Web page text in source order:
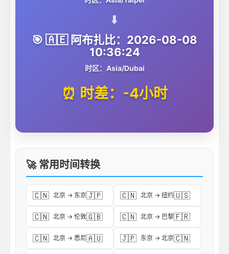
⬇️
🎯 🇦🇪 阿布扎比：2026-08-08
10:36:24
时区：Asia/Dubai
⏰ 时差：-4小时
🚀 常用时间转换
🇨🇳 北京 → 东京🇯🇵 🇨🇳 北京 → 纽约🇺🇸
🇨🇳 北京 → 伦敦🇬🇧 🇨🇳 北京 → 巴黎🇫🇷
🇨🇳 北京 → 悉尼🇦🇺 🇯🇵 东京 → 北京🇨🇳